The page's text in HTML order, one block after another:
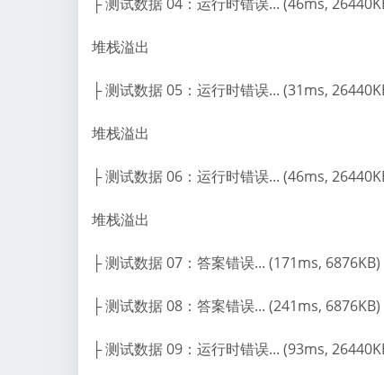
堆栈溢出
├ 测试数据 05：运行时错误... (31ms,
堆栈溢出
├ 测试数据 06：运行时错误... (46ms,
堆栈溢出
├ 测试数据 07：答案错误... (171ms, 6876KB)
├ 测试数据 08：答案错误... (241ms, 6876KB)
├ 测试数据 09：运行时错误... (93ms,